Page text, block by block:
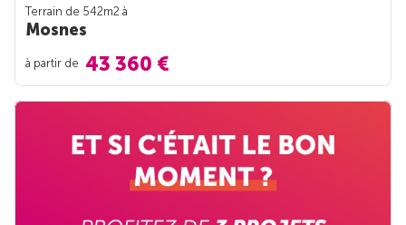
Terrain de 542m2 à
Mosnes
à partir de 43 360 €